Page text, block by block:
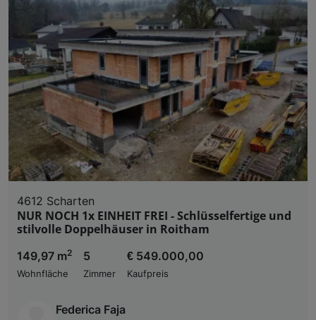
4612 Scharten
NUR NOCH 1x EINHEIT FREI - Schlüsselfertige und
stilvolle Doppelhäuser in Roitham
149,97 m2
Wohnfläche
5
Zimmer
€ 549.000,00
Kaufpreis
Federica Faja